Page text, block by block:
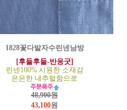
1828꽃다발자수린넨남방
[후들후들-반응굿]
린넨100% 시원한 소재감
은은한 내추럴함으로
48,900원
43,100원